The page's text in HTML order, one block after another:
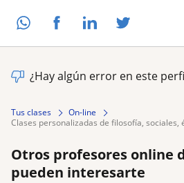
¿Hay algún error en este
Tus clases
On-line
clases personalizadas de filosofía, sociales,
Otros profesores online
pueden interesarte